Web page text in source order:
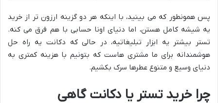
پس همونطور که می بینید، با اینکه هر دو گزینه ارزون تر از خرید
یه شیشه کامل هستن، اما دنیای اونا حسابی با هم فرق می کنه.
تستر بیشتر یه ابزار تبلیغاتیه، در حالی که دکانت یه راه حل
هوشمندانه برای ما مشتری هاست که بتونیم با هزینه کمتری به
دنیای وسیع و متنوع عطرها سرک بکشیم.
چرا خرید تستر یا دکانت گاهی